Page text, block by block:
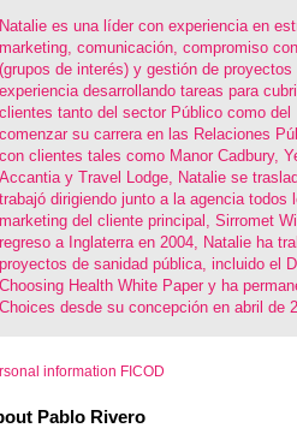
Natalie es una líder con experiencia en
marketing, comunicación, compromiso
(grupos de interés) y gestión de
experiencia desarrollando tareas para
clientes tanto del sector Público como del
comenzar su carrera en las Relaciones
con clientes tales como Manor Cadbury,
Accantia y Travel Lodge, Natalie se
trabajó dirigiendo junto a la agencia todos
marketing del cliente principal, Sirromet
regreso a Inglaterra en 2004, Natalie ha
proyectos de sanidad pública, incluido el
Choosing Health White Paper y ha
Choices desde su concepción en abril de
information FICOD
Pablo Rivero